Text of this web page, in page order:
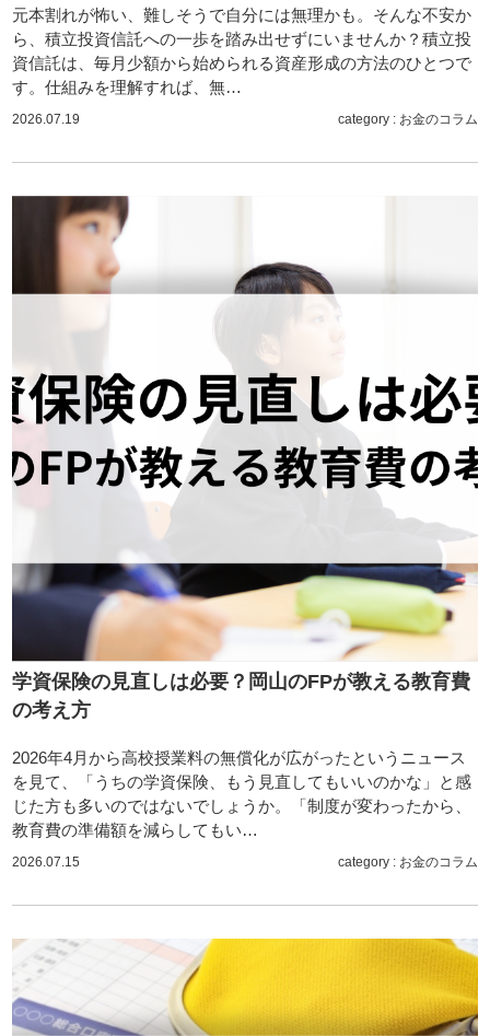
元本割れが怖い、難しそうで自分には無理かも。そんな不安か
ら、積立投資信託への一歩を踏み出せずにいませんか？積立投
資信託は、毎月少額から始められる資産形成の方法のひとつで
す。仕組みを理解すれば、無…
2026.07.19 category : お金のコラム
学資保険の見直しは必要？岡山のFPが教える教育費
の考え方
2026年4月から高校授業料の無償化が広がったというニュース
を見て、「うちの学資保険、もう見直してもいいのかな」と感
じた方も多いのではないでしょうか。「制度が変わったから、
教育費の準備額を減らしてもい…
2026.07.15 category : お金のコラム